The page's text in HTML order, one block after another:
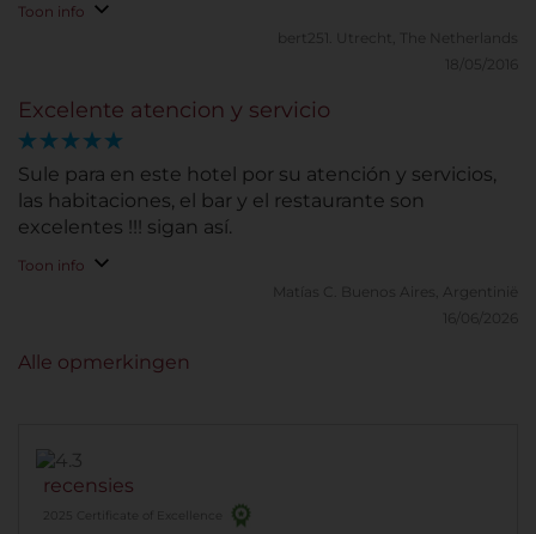
Toon info
bert251.
Utrecht, The Netherlands
18/05/2016
Excelente atencion y servicio
Sule para en este hotel por su atención y servicios,
las habitaciones, el bar y el restaurante son
excelentes !!! sigan así.
Toon info
Matías C.
Buenos Aires, Argentinië
16/06/2026
recensies
2025 Certificate of Excellence
Alle opmerkingen